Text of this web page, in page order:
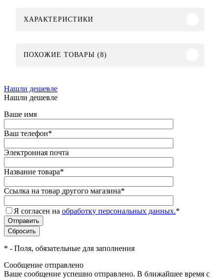
ХАРАКТЕРИСТИКИ
ПОХОЖИЕ ТОВАРЫ (8)
Нашли дешевле
Нашли дешевле
Ваше имя
Ваш телефон*
Электронная почта
Название товара*
Ссылка на товар другого магазина*
Я согласен на обработку персональных данных.*
* - Поля, обязательные для заполнения
Сообщение отправлено
Ваше сообщение успешно отправлено. В ближайшее время с